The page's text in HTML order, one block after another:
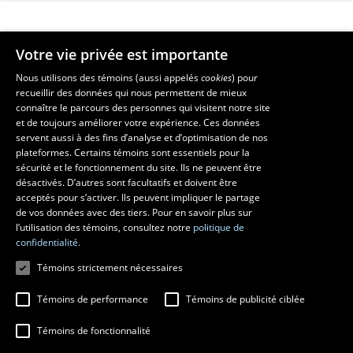
Faculté de musique
Pavillon Louis-Jacques-Casault
1055, avenue du Séminaire
, Québec (Québec)  G1V 0A6
Téléphone: 418 656-7061
Suivez-nous sur Facebook
Suivez-nous sur YouTube
Votre vie privée est importante
Nous utilisons des témoins (aussi appeléscookies) pour
recueillir des données qui nous permettent de mieux
connaître le parcours des personnes qui visitent notre site
et de toujours améliorer votre expérience. Ces données
servent aussi à des fins d’analyse et d’optimisation de nos
plateformes. Certains témoins sont essentiels pour la
sécurité et le fonctionnement du site. Ils ne peuvent être
désactivés. D’autres sont facultatifs et doivent être
acceptés pour s’activer. Ils peuvent impliquer le partage
de vos données avec des tiers. Pour en savoir plus sur
l’utilisation des témoins, consultez notre politique de
confidentialité.
Témoins strictement nécessaires
Témoins de performance Témoins de publicité ciblée
Témoins de fonctionnalité